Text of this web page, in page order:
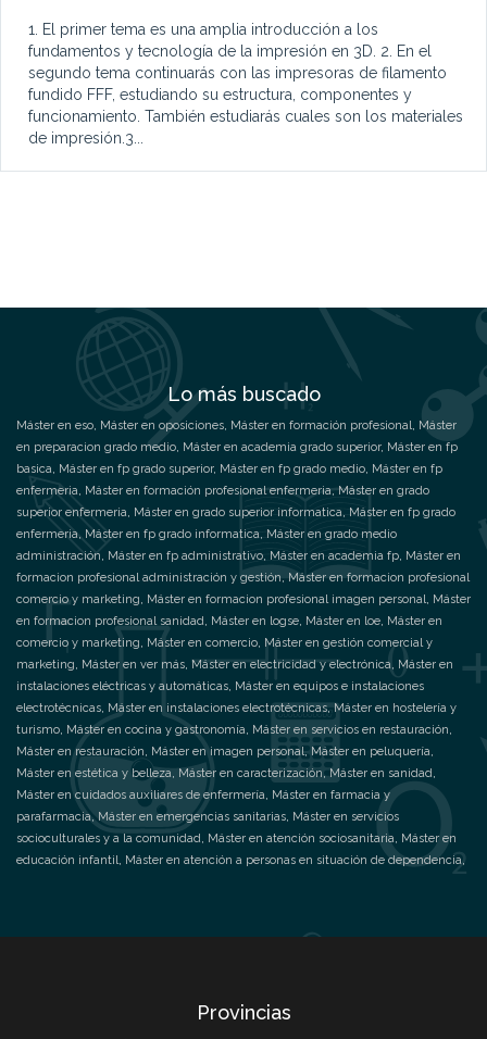
1. El primer tema es una amplia introducción a los
fundamentos y tecnología de la impresión en 3D. 2. En el
segundo tema continuarás con las impresoras de filamento
fundido FFF, estudiando su estructura, componentes y
funcionamiento. También estudiarás cuales son los materiales
de impresión.3...
Lo más buscado
Máster en eso, Máster en oposiciones, Máster en formación profesional, Máster
en preparacion grado medio, Máster en academia grado superior, Máster en fp
basica, Máster en fp grado superior, Máster en fp grado medio, Máster en fp
enfermeria, Máster en formación profesional enfermeria,Máster en grado
superior enfermeria, Máster en grado superior informatica, Máster en fp grado
enfermeria, Máster en fp grado informatica, Máster en grado medio
administración, Máster en fp administrativo, Máster en academia fp, Máster en
formacion profesional administración y gestión,Máster en formacion profesional
comercio y marketing, Máster en formacion profesional imagen personal, Máster
en formacion profesional sanidad, Máster en logse, Máster en loe, Máster en
comercio y marketing, Máster en comercio, Máster en gestión comercial y
marketing, Máster en ver más, Máster en electricidad y electrónica, Máster en
instalaciones eléctricas y automáticas, Máster en equipos e instalaciones
electrotécnicas, Máster en instalaciones electrotécnicas,Máster en hostelería y
turismo, Máster en cocina y gastronomía, Máster en servicios en restauración,
Máster en restauración, Máster en imagen personal,Máster en peluquería,
Máster en estética y belleza, Máster en caracterización,Máster en sanidad,
Máster en cuidados auxiliares de enfermería, Máster en farmacia y
parafarmacia,Máster en emergencias sanitarias, Máster en servicios
socioculturales y a la comunidad, Máster en atención sociosanitaria, Máster en
educación infantil, Máster en atención a personas en situación de dependencia,
Provincias